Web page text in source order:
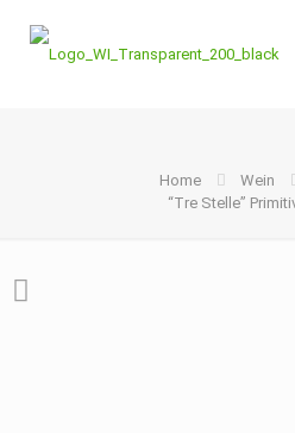
Home
Wein
“Tre Stelle”